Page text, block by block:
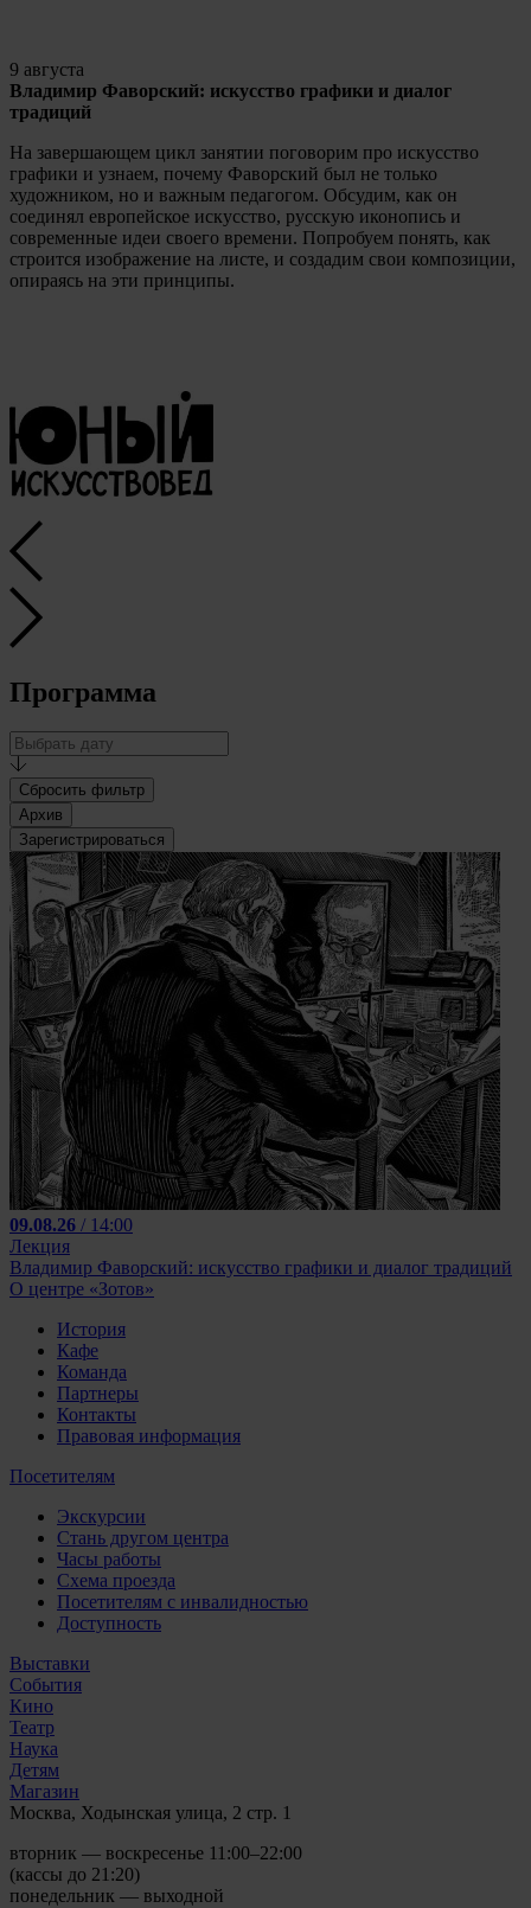
9 августа
Владимир Фаворский: искусство графики и диалог
традиций
На завершающем цикл занятии поговорим про искусство
графики и узнаем, почему Фаворский был не только
художником, но и важным педагогом. Обсудим, как он
соединял европейское искусство, русскую иконопись и
современные идеи своего времени. Попробуем понять, как
строится изображение на листе, и создадим свои композиции,
опираясь на эти принципы.
Программа
Сбросить фильтр
Архив
Зарегистрироваться
09.08.26 / 14:00
Лекция
Владимир Фаворский: искусство графики и диалог традиций
О центре «Зотов»
История
Кафе
Команда
Партнеры
Контакты
Правовая информация
Посетителям
Экскурсии
Стань другом центра
Часы работы
Схема проезда
Посетителям с инвалидностью
Доступность
Выставки
События
Кино
Театр
Наука
Детям
Магазин
Москва, Ходынская улица, 2 стр. 1
вторник — воскресенье 11:00–22:00
(кассы до 21:20)
понедельник — выходной